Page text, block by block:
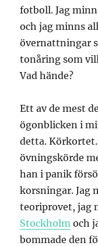
fotboll. Jag
och jag minns
övernattningar
tonåring som
Vad hände?
Ett av de mest
ögonblicken i
detta.
övningskörde
han i panik
korsningar. Jag
teoriprovet, jag
Stockholm och
bommade den